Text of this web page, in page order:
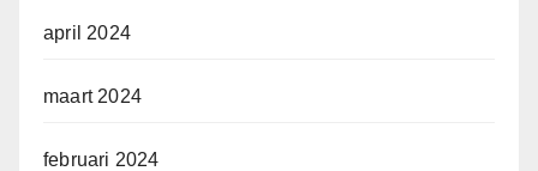
april 2024
maart 2024
februari 2024